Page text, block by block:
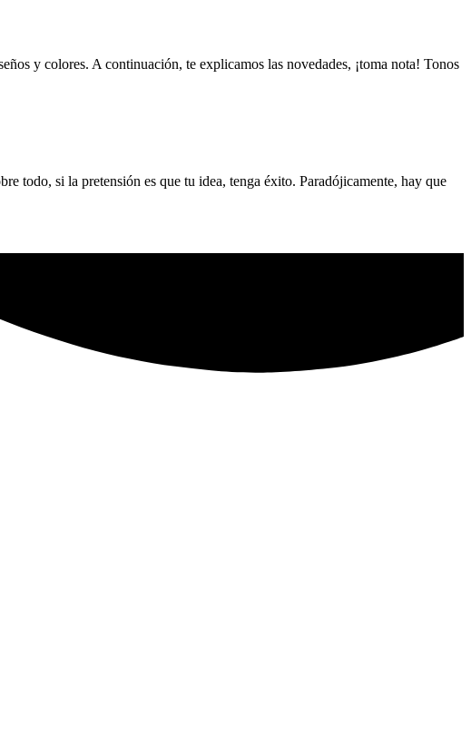
y colores. A continuación, te explicamos las novedades, ¡toma nota! Tonos
todo, si la pretensión es que tu idea, tenga éxito. Paradójicamente, hay que